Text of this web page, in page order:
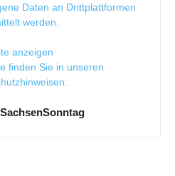
Daten an Drittplattformen
werden.
anzeigen
finden Sie in unseren